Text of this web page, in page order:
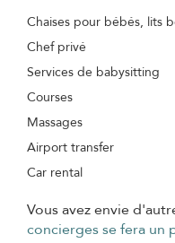
Chaises pour bébés, lits
Chef privé
Services de babysitting
Courses
Massages
Airport transfer
Car rental
Vous avez envie
concierges se fera un